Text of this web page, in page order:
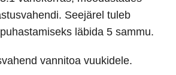
Seejärel tuleb
läbida 5 sammu.
vannitoa vuukidele.